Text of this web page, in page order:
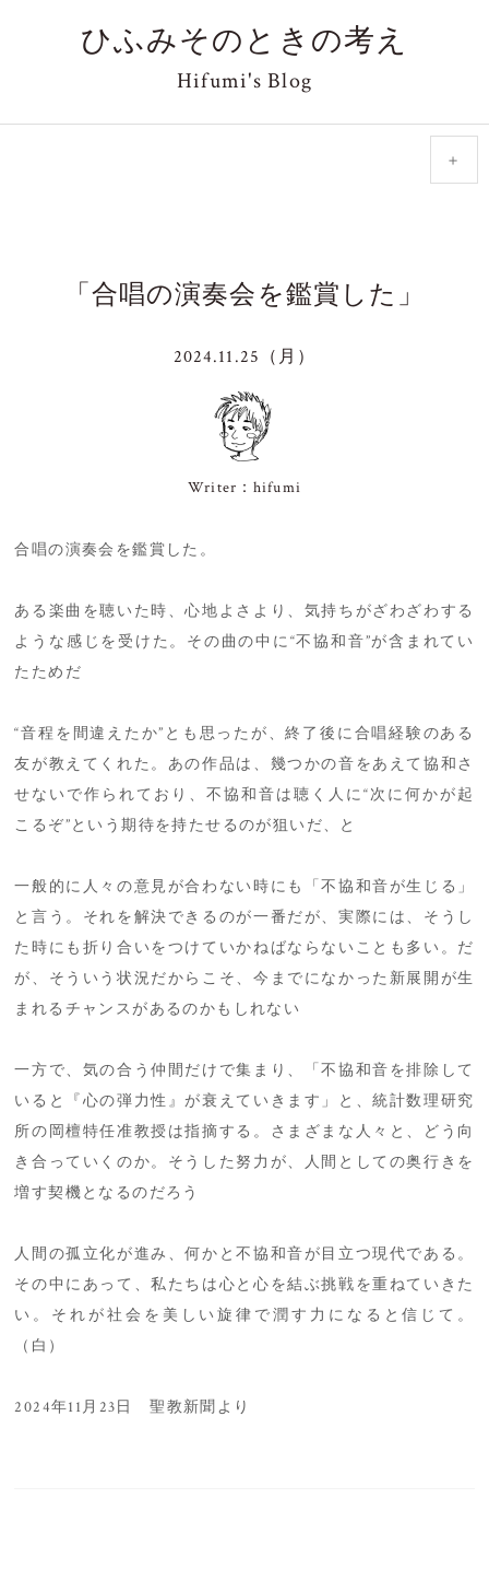
ひふみそのときの考え
Hifumi's Blog
＋
「合唱の演奏会を鑑賞した」
2024.11.25（月）
Writer：hifumi
合唱の演奏会を鑑賞した。
ある楽曲を聴いた時、心地よさより、気持ちがざわざわする
ような感じを受けた。その曲の中に“不協和音”が含まれてい
たためだ
“音程を間違えたか”とも思ったが、終了後に合唱経験のある
友が教えてくれた。あの作品は、幾つかの音をあえて協和さ
せないで作られており、不協和音は聴く人に“次に何かが起
こるぞ”という期待を持たせるのが狙いだ、と
一般的に人々の意見が合わない時にも「不協和音が生じる」
と言う。それを解決できるのが一番だが、実際には、そうし
た時にも折り合いをつけていかねばならないことも多い。だ
が、そういう状況だからこそ、今までになかった新展開が生
まれるチャンスがあるのかもしれない
一方で、気の合う仲間だけで集まり、「不協和音を排除して
いると『心の弾力性』が衰えていきます」と、統計数理研究
所の岡檀特任准教授は指摘する。さまざまな人々と、どう向
き合っていくのか。そうした努力が、人間としての奥行きを
増す契機となるのだろう
人間の孤立化が進み、何かと不協和音が目立つ現代である。
その中にあって、私たちは心と心を結ぶ挑戦を重ねていきた
い。それが社会を美しい旋律で潤す力になると信じて。
（白）
2024年11月23日 聖教新聞より